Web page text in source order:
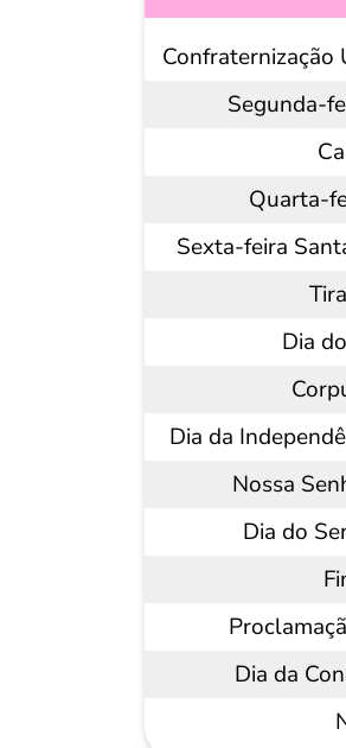
Segunda-
Quarta-
Sexta-feira
Dia
Dia da
Nossa
Dia do
Dia da